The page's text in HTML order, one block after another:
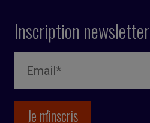
Inscription newsletter